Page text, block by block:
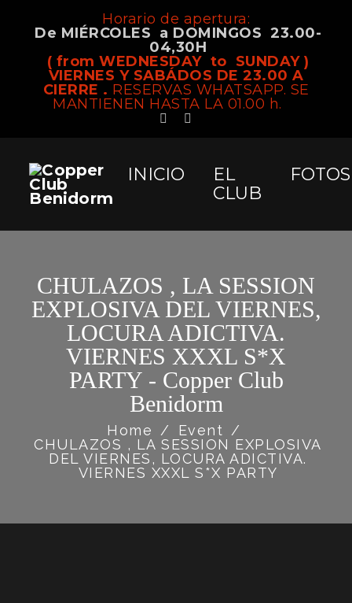
Horario de apertura:
De MIÉRCOLES a DOMINGOS 23.00-
04,30H
( from WEDNESDAY to SUNDAY )
VIERNES Y SABÁDOS DE 23.00 A
CIERRE . RESERVAS WHATSAPP. SE
MANTIENEN HASTA LA 01.00 h.
INICIO
EL
CLUB
FOTOS
CHULAZOS , LA SESSION
EXPLOSIVA DEL VIERNES,
LOCURA ADICTIVA.
VIERNES XXXL S*X
PARTY - Copper Club
Benidorm
Home / Event /
CHULAZOS , LA SESSION EXPLOSIVA
DEL VIERNES, LOCURA ADICTIVA.
VIERNES XXXL S*X PARTY